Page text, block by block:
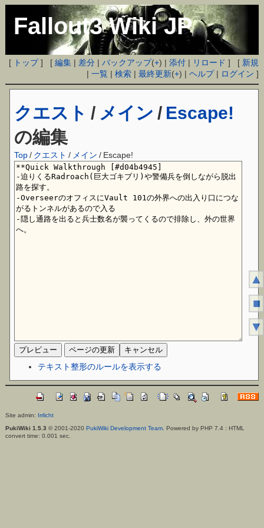
Fallout3 Wiki JP
[ トップ] [編集 | 差分 |バックアップ(+) |添付 | リロード ] [ 新規
|一覧 |検索 |最終更新(+) |ヘルプ| ログイン ]
クエスト / メイン / Escape!
の編集
Top / クエスト / メイン / Escape!
テキスト整形のルールを表示する
Site admin: Irrlicht
PukiWiki 1.5.3 © 2001-2020 PukiWiki Development Team. Powered by PHP 7.4 : HTML
convert time: 0.001 sec.
▲
■
▼